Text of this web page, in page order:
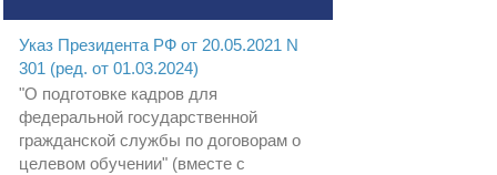
Указ Президента РФ от 20.05.2021 N
301 (ред. от 01.03.2024)
"О подготовке кадров для
федеральной государственной
гражданской службы по договорам о
целевом обучении" (вместе с